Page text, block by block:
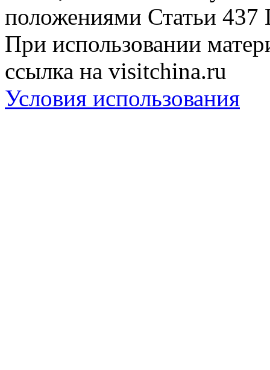
положениями Статьи 437
При использовании
ссылка на visitchina.ru
Условия использования